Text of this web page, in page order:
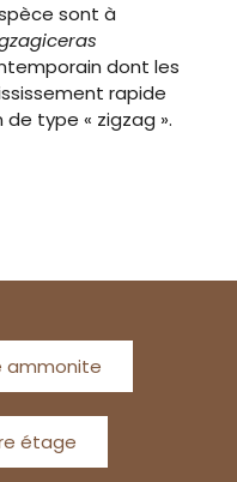
sont à
dont les
rapide
type « zigzag ».
ammonite
étage